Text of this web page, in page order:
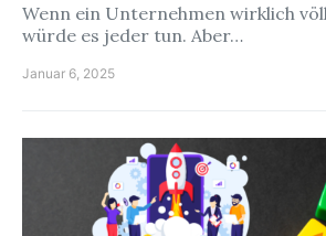
Wenn ein Unternehmen wirklich
würde es jeder tun. Aber…
Januar 6, 2025